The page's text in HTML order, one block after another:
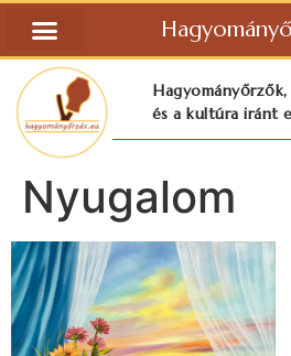
és a kultúra iránt
Nyugalom